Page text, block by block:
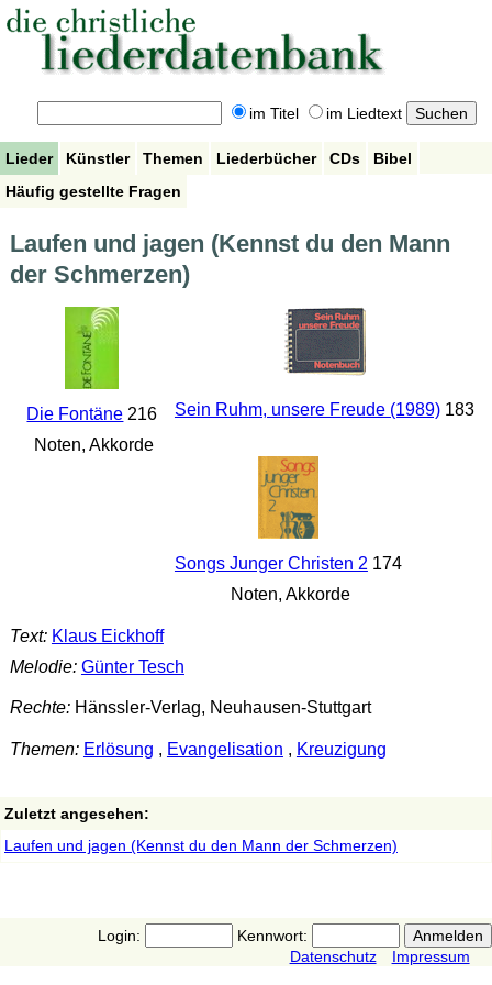
im Titel im Liedtext
Lieder Künstler Themen Liederbücher CDs
Bibel
Häufig gestellte Fragen
Laufen und jagen (Kennst du den Mann
der Schmerzen)
Die Fontäne 216
Noten, Akkorde
Sein Ruhm, unsere Freude (1989)183
Songs Junger Christen 2 174
Noten, Akkorde
Text: Klaus Eickhoff
Melodie: Günter Tesch
Rechte:Hänssler-Verlag, Neuhausen-Stuttgart
Themen: Erlösung , Evangelisation , Kreuzigung
Zuletzt angesehen:
Laufen und jagen (Kennst du den Mann der Schmerzen)
Login:
Kennwort:
Datenschutz
Impressum